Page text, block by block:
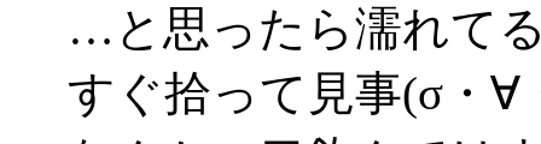
…と思ったら濡れて
すぐ拾って見事(σ・∀